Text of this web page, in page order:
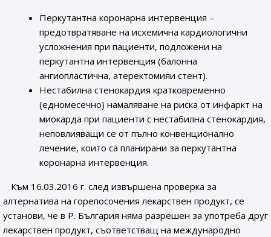
Перкутантна коронарна интервенция –
предотвратяване на исхемична кардиологични
усложнения при пациенти, подложени на
перкутантна интервенция (балонна
ангиопластична, атеректомияи стент).
Нестабилна стенокардия кратковременно
(едномесечно) намаляване на риска от инфаркт на
миокарда при пациенти с нестабилна стенокардия,
неповлияващи се от пълно конвенционално
лечение, които са планирани за перкутантна
коронарна интервенция.
Към 16.03.2016 г. след извършена проверка за
алтернатива на горепосочения лекарствен продукт, се
установи, че в Р. България няма разрешен за употреба друг
лекарствен продукт, съответстващ на международно